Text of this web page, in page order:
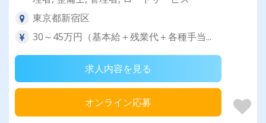
東京都新宿区
30～45万円（基本給＋残業代＋各種手当...
求人内容を見る
オンライン応募